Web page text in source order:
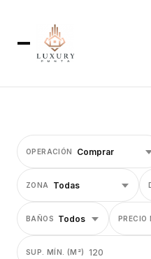
OPERACIÓN
ZONA
BAÑOS PRECIO
SUP. MÍN. (M²)